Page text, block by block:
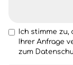
Ich stimme zu,
Ihrer Anfrage
zum